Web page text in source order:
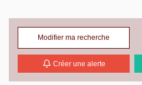
Louer
Faire gérer
Modifier ma recherche
Créer une alerte